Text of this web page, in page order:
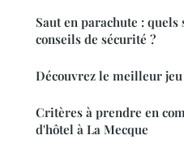
Saut en parachute :
conseils de sécurité ?
Découvrez le meilleur jeu
Critères à prendre en
d'hôtel à La Mecque